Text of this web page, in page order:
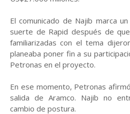
El comunicado de Najib marca
suerte de Rapid después de
familiarizadas con el tema
planeaba poner fin a su
Petronas en el proyecto.
En ese momento, Petronas
salida de Aramco. Najib no
cambio de postura.